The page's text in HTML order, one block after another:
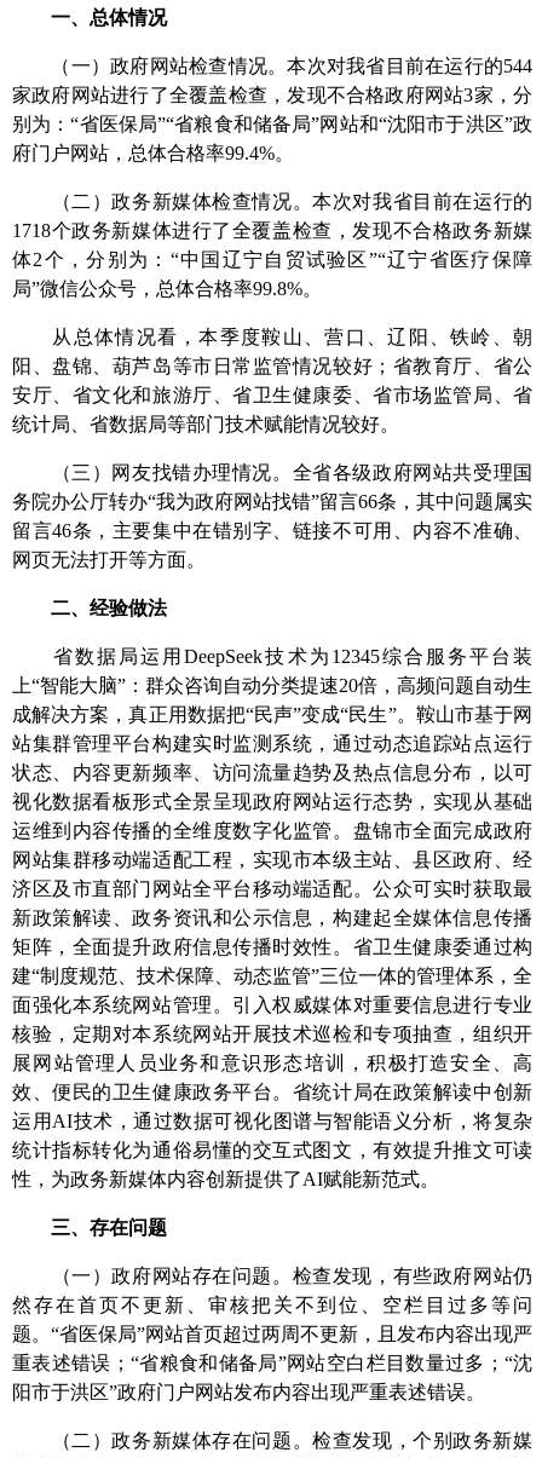
一、总体情况
（一）政府网站检查情况。本次对我省目前在运行的544
家政府网站进行了全覆盖检查， 发现不合格政府网站3家，分
别为：“省医保局”“省粮食和储备局”网站和“沈阳市于洪区”政
府门户网站， 总体合格率99.4%。
（二）政务新媒体检查情况。本次对我省目前在运行的
1718个政务新媒体进行了全覆盖检查， 发现不合格政务新媒
体2个，分别为：“中国辽宁自贸试验区”“辽宁省医疗保障
局”微信公众号， 总体合格率99.8%。
从总体情况看，本季度鞍山、营口、辽阳、铁岭、朝
阳、盘锦、葫芦岛等市日常监管情况较好 ； 省教育厅、省公
安厅、省文化和旅游厅、省卫生健康委、省市场监管局、省
统计局、省数据局等部门技术赋能情况较好。
（三）网友找错办理情况。 全省各级政府网站共受理国
务院办公厅转办“我为政府网站找错”留言66条，其中问题属实
留言46条，主要集中在错别字、链接不可用、内容不准确、
网页无法打开等方面。
二、经验做法
省数据局运用DeepSeek技术为12345综合服务平台装
上“智能大脑”：群众咨询自动分类提速20倍，高频问题自动生
成解决方案，真正用数据把“民声”变成“民生”。 鞍山市基于网
站集群管理平台构建实时监测系统，通过动态追踪站点运行
状态、内容更新频率、访问流量趋势及热点信息分布，以可
视化数据看板形式全景呈现政府网站运行态势，实现从基础
运维到内容传播的全维度数字化监管。 盘锦市全面完成政府
网站集群移动端适配工程，实现市本级主站、县区政府、经
济区及市直部门网站全平台移动端适配。公众可实时获取最
新政策解读、政务资讯和公示信息，构建起全媒体信息传播
矩阵，全面提升政府信息传播时效性。 省卫生健康委通过构
建“制度规范、技术保障、动态监管”三位一体的管理体系，全
面强化本系统网站管理。引入权威媒体对重要信息进行专业
核验，定期对本系统网站开展技术巡检和专项抽查，组织开
展网站管理人员业务和意识形态培训，积极打造安全、高
效、便民的卫生健康政务平台。 省统计局在政策解读中创新
运用AI技术，通过数据可视化图谱与智能语义分析，将复杂
统计指标转化为通俗易懂的交互式图文，有效提升推文可读
性，为政务新媒体内容创新提供了AI赋能新范式。
三、存在问题
（一）政府网站存在问题。 检查发现，有些政府网站仍
然存在首页不更新、审核把关不到位、空栏目过多等问
题。“省医保局”网站首页超过两周不更新，且发布内容出现严
重表述错误；“省粮食和储备局”网站空白栏目数量过多；“沈
阳市于洪区”政府门户网站发布内容出现严重表述错误。
（二）政务新媒体存在问题。检查发现，个别政务新媒